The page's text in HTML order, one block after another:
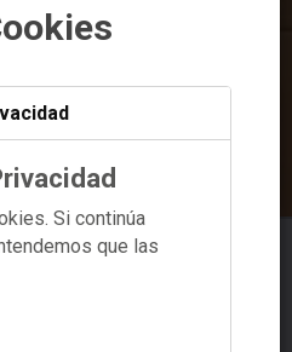
Si continúa
que las